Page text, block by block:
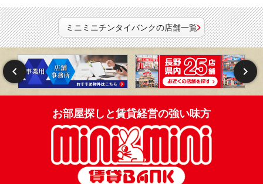
ミニミニチンタイバンクの店舗一覧
お部屋探しと賃貸経営の強い味方